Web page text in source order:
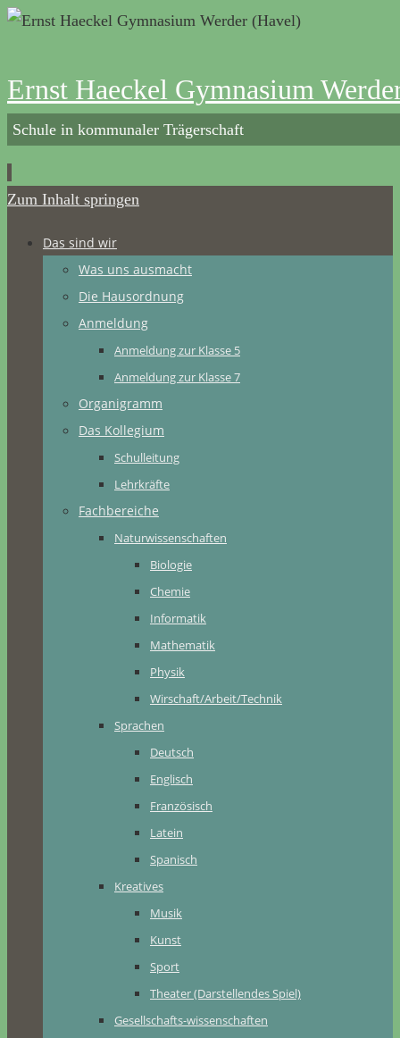
Ernst Haeckel Gymnasium
Schule in kommunaler Trägerschaft
Zum Inhalt springen
Das sind wir
Was uns ausmacht
Die Hausordnung
Anmeldung
Anmeldung zur Klasse 5
Anmeldung zur Klasse 7
Organigramm
Das Kollegium
Schulleitung
Lehrkräfte
Fachbereiche
Naturwissenschaften
Biologie
Chemie
Informatik
Mathematik
Physik
Wirschaft/Arbeit/Technik
Sprachen
Deutsch
Englisch
Französisch
Latein
Spanisch
Kreatives
Musik
Kunst
Sport
Theater (Darstellendes Spiel)
Gesellschafts-wissenschaften